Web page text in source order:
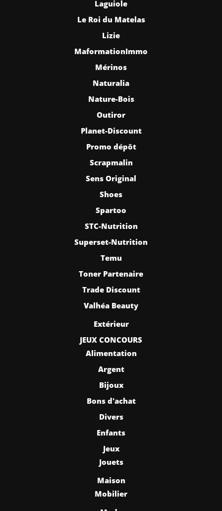
Laguiole
Le Roi du Matelas
Lizie
MaformationImmo
Mérinos
Naturalia
Nature-Bois
Outiror
Planet-Discount
Promo dépôt
Scrapmalin
Sens Original
Shoes
Spartoo
STC-Nutrition
Superset-Nutrition
Temu
Toner Partenaire
Trade Discount
Valhéa Beauty
Extérieur
JEUX CONCOURS
Alimentation
Argent
Bijoux
Bons d'achat
Divers
Enfants
Jeux
Jouets
Maison
Mobilier